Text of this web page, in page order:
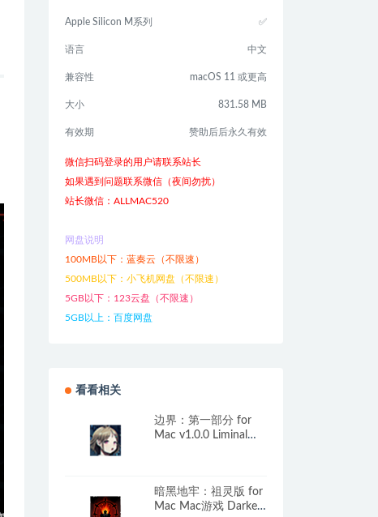
Apple Silicon M系列 ✅
语言 中文
兼容性 macOS 11 或更高
大小 831.58 MB
有效期 赞助后后永久有效
微信扫码登录的用户请联系站长
如果遇到问题联系微信（夜间勿扰）
站长微信：ALLMAC520
网盘说明
100MB以下：蓝奏云（不限速）
500MB以下：小飞机网盘（不限速）
5GB以下：123云盘（不限速）
5GB以上：百度网盘
看看相关
边界：第一部分 for
Mac v1.0.0 Liminal
暗黑地牢：祖灵版 for
Mac Mac游戏 Darkest